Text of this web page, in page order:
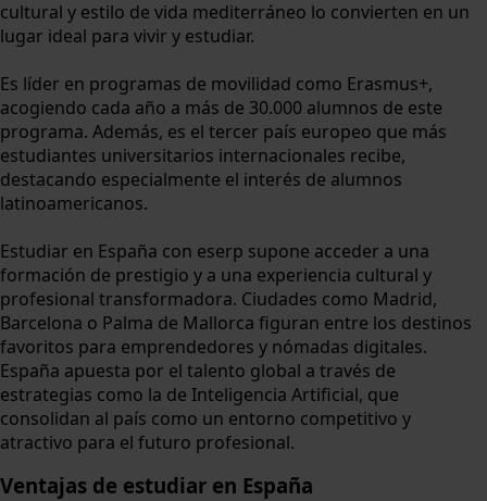
cultural y estilo de vida mediterráneo lo convierten en un
lugar ideal para vivir y estudiar.
Es líder en programas de movilidad como Erasmus+,
acogiendo cada año a más de 30.000 alumnos de este
programa. Además, es el tercer país europeo que más
estudiantes universitarios internacionales recibe,
destacando especialmente el interés de alumnos
latinoamericanos.
Estudiar en España con eserp supone acceder a una
formación de prestigio y a una experiencia cultural y
profesional transformadora. Ciudades como Madrid,
Barcelona o Palma de Mallorca figuran entre los destinos
favoritos para emprendedores y nómadas digitales.
España apuesta por el talento global a través de
estrategias como la de Inteligencia Artificial, que
consolidan al país como un entorno competitivo y
atractivo para el futuro profesional.
Ventajas de estudiar en España